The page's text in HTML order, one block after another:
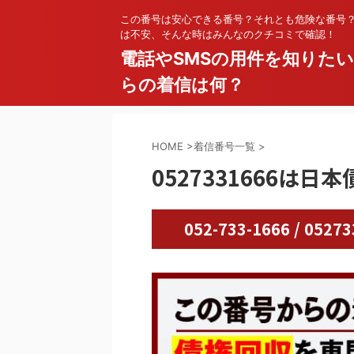
この番号は安心できる番号？それとも危険な番号
は不安、そんな時はみんなのクチコミで確認！
電話やSMSの用件を知りた
らの着信は何？
HOME >着信番号一覧 >
0527331666は日本
052-733-1666 /